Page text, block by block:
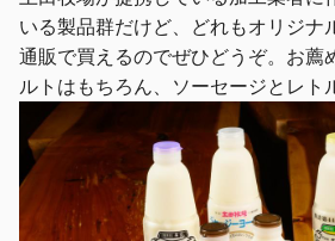
いる製品群だけど、どれもオリジナ
通販で買えるのでぜひどうぞ。お薦
ルトはもちろん、ソーセージとレト